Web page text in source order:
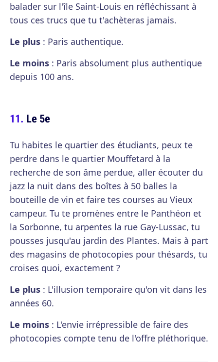
balader sur l'île Saint-Louis en réfléchissant à
tous ces trucs que tu t'achèteras jamais.
Le plus : Paris authentique.
Le moins : Paris absolument plus authentique
depuis 100 ans.
Le 5e
Tu habites le quartier des étudiants, peux te
perdre dans le quartier Mouffetard à la
recherche de son âme perdue, aller écouter du
jazz la nuit dans des boîtes à 50 balles la
bouteille de vin et faire tes courses au Vieux
campeur. Tu te promènes entre le Panthéon et
la Sorbonne, tu arpentes la rue Gay-Lussac, tu
pousses jusqu'au jardin des Plantes. Mais à part
des magasins de photocopies pour thésards, tu
croises quoi, exactement ?
Le plus : L'illusion temporaire qu'on vit dans les
années 60.
Le moins : L'envie irrépressible de faire des
photocopies compte tenu de l'offre pléthorique.